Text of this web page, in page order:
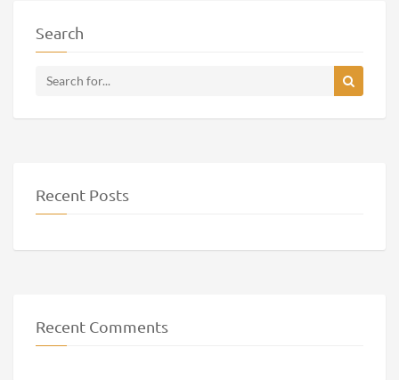
Search
Recent Posts
Recent Comments